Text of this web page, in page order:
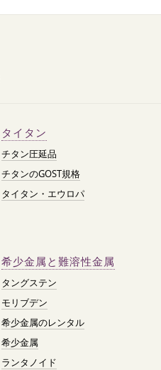
タイタン
チタン圧延品
チタンのGOST規格
タイタン・エウロパ
希少金属と難溶性金属
タングステン
モリブデン
希少金属のレンタル
希少金属
ランタノイド